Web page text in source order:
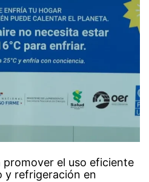
promover el uso eficiente
y refrigeración en